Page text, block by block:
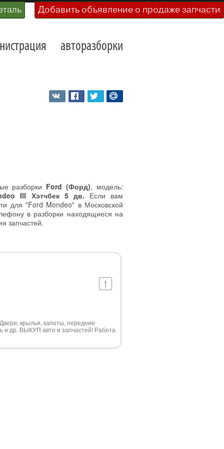
Добавить объявление о продаже запчасти
авторазборки
разборки Ford (Форд), модель:
III Хэтчбек 5 дв. Если вам
для "Ford Mondeo" в Московской
в разборки находящиеся на
запчастей.
крылья, капоты, передние
и др. ВЫКУП авто и запчастей! Работа